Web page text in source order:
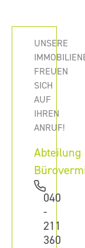
UNSERE
FREUEN
SICH
AUF
IHREN
ANRUF!
Abteilung
040
-
211
360